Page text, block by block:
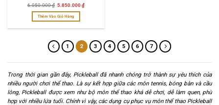
Được xếp
hạng4.86
5 sao
6.050.000₫ Giá
là:
6.050.000 ₫.
5.850.000₫Giá
hiện
Thêm Vào Giỏ Hàng
1 2 3 4 5 6 7
Trong thời gian gần đây, Pickleball đã nhanh chóng trở thành sự yêu thích của
nhiều người chơi thể thao. Là sự kết hợp giữa các môn tennis, bóng bàn và cầu
lông, Pickleball được xem như bộ môn thể thao khá dễ chơi, dễ làm quen, phù
hợp với nhiều lứa tuổi. Chính vì vậy, các dụng cụ phục vụ môn thể thao Pickleball